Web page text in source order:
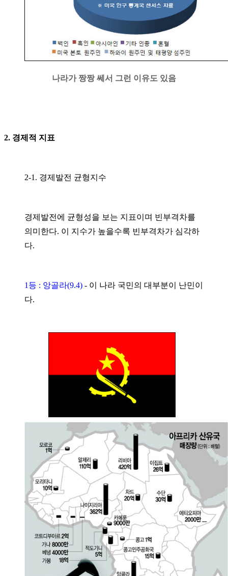
나라가 짱짱 쎄서 그런 이유도 있음
2. 경제적 지표
2-1. 경제발전 균형지수
경제발전에 균형성을 보는 지표이며 빈부격차를
의미한다. 이 지수가 높을수록 빈부격차가 심각하
다.
1등 : 앙골라(9.4) - 이 나라 국민의 대부분이 난민이
다.